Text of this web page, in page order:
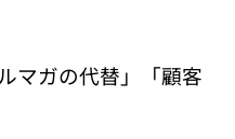
マガの代替」「顧客